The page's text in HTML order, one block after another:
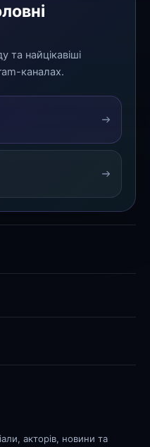
найцікавіші
каналах.
акторів, новини та